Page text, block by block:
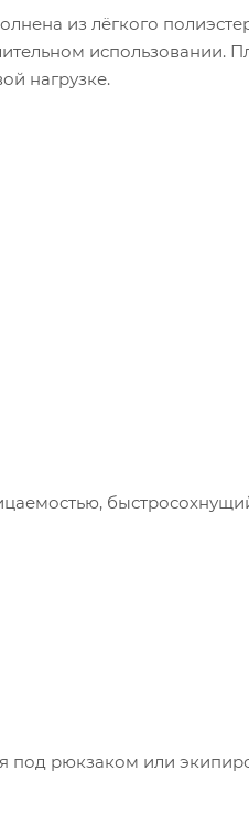
из лёгкого
нагрузке.
под рюкзаком или